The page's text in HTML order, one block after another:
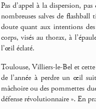
Pas d’appel à la dispersion,
nombreuses salves de
doute quant aux intentions
corps, visés au thorax, à
l’œil éclaté.
Toulouse, Villiers-le-Bel et
de l’année à perdre un œil
mâchoire ou des pommettes
défense révolutionnaire ». En